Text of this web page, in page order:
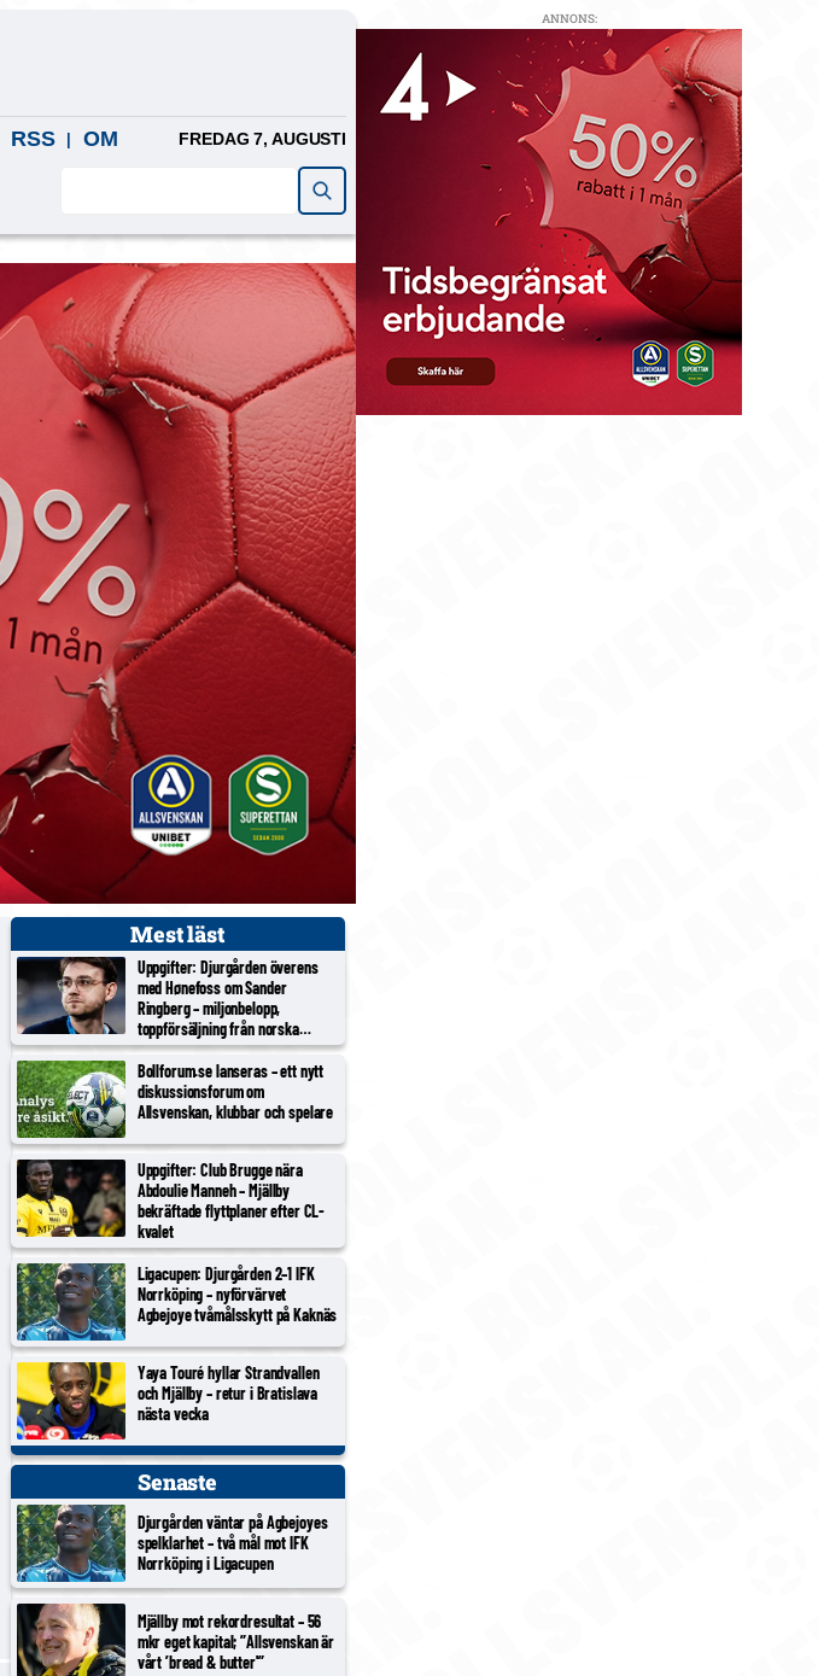
RSS OM FREDAG 7, AUGUSTI
Mest läst
Uppgifter: Djurgården överens
med Hønefoss om Sander
Ringberg – miljonbelopp,
toppförsäljning från norska
tredjeligan
Bollforum.se lanseras – ett nytt
diskussionsforum om
Allsvenskan, klubbar och spelare
Uppgifter: Club Brugge nära
Abdoulie Manneh – Mjällby
bekräftade flyttplaner efter CL-
kvalet
Ligacupen: Djurgården 2–1 IFK
Norrköping – nyförvärvet
Agbejoye tvåmålsskytt på Kaknäs
Yaya Touré hyllar Strandvallen
och Mjällby – retur i Bratislava
nästa vecka
Senaste
Djurgården väntar på Agbejoyes
spelklarhet – två mål mot IFK
Norrköping i Ligacupen
Mjällby mot rekordresultat – 56
mkr eget kapital; ”Allsvenskan är
vårt ’bread & butter'”
ANNONS: